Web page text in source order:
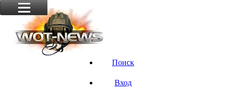
Поиск
Вход